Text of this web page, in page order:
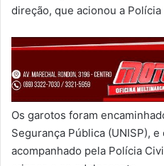
direção, que acionou a
Os garotos foram
Segurança Pública (UNISP),
acompanhado pela Polícia